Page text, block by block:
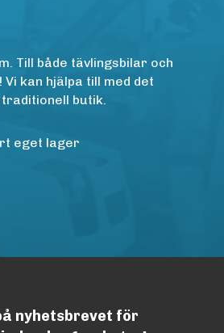
Till både tävlingsbilar och
kan hjälpa till med det
butik.
eget lager
nyhetsbrevet för